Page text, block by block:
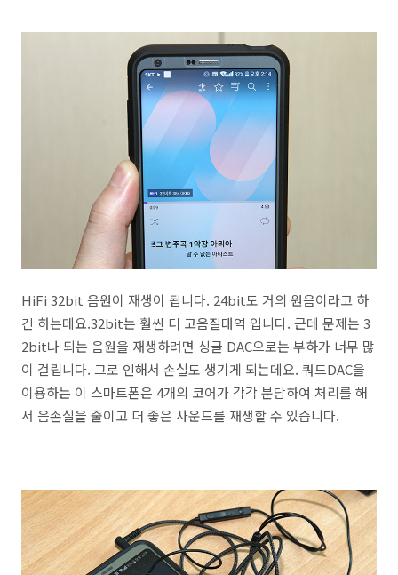
HiFi 32bit 음원이 재생이 됩니다. 24bit도 거의 원음이라고 하
긴 하는데요.32bit는 훨씬 더 고음질대역 입니다. 근데 문제는 3
2bit나 되는 음원을 재생하려면 싱글 DAC으로는 부하가 너무 많
이 걸립니다. 그로 인해서 손실도 생기게 되는데요. 쿼드DAC을
이용하는 이 스마트폰은 4개의 코어가 각각 분담하여 처리를 해
서 음손실을 줄이고 더 좋은 사운드를 재생할 수 있습니다.